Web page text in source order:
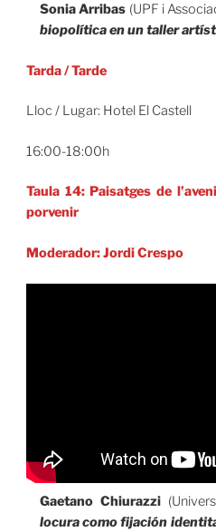
Sonia Arribas (UPF i
biopolítica en un taller
Tarda/Tarde
Lloc / Lugar: Hotel El Castell
16:00-18:00h
Taula 14: Paisatges de
porvenir
Moderador: Jordi Crespo
Gaetano Chiurazzi
locura como fijación